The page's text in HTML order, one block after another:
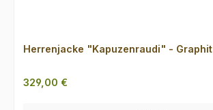
Herrenjacke "Kapuzenraudi" - Graphit
Regulärer Preis:
329,00 €